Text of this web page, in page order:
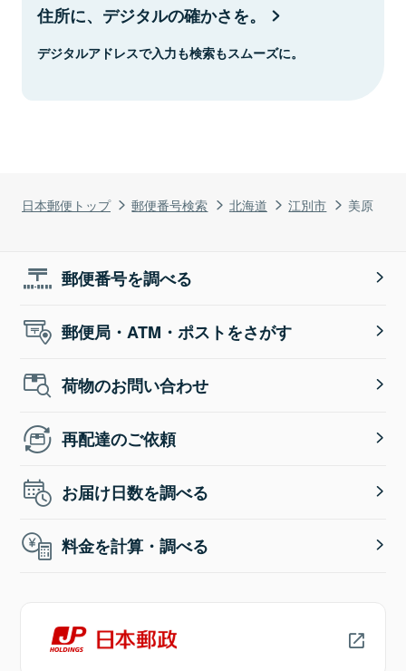
日本郵便トップ 郵便番号検索 北海道 江別市 美原
住所に、デジタルの確かさを。
デジタルアドレスで入力も検索もスムーズに。
郵便番号を調べる
郵便局・ATM・ポストをさがす
荷物のお問い合わせ
再配達のご依頼
お届け日数を調べる
料金を計算・調べる